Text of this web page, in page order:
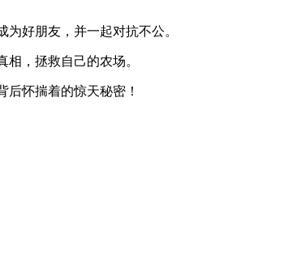
好朋友，并一起对抗不公。
，拯救自己的农场。
怀揣着的惊天秘密！